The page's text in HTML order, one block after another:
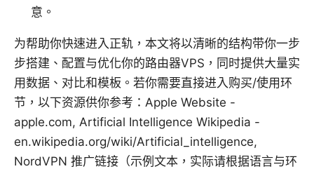
意。
为帮助你快速进入正轨，本文将以清晰的结构带你一步
步搭建、配置与优化你的路由器VPS，同时提供大量实
用数据、对比和模板。若你需要直接进入购买/使用环
节，以下资源供你参考：Apple Website -
apple.com, Artificial Intelligence Wikipedia -
en.wikipedia.org/wiki/Artificial_intelligence,
NordVPN 推广链接（示例文本，实际请根据语言与环